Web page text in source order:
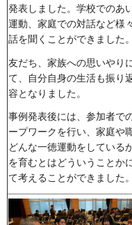
発表しました。学校でのあ
運動、家庭での対話など様
話を聞くことができました。
友だち、家族への思いやり
て、自分自身の生活も振り
容となりました。
事例発表後には、参加者で
ープワークを行い、家庭や
どんな一徳運動をしている
を育むとはどういうことか
て考えることができました。